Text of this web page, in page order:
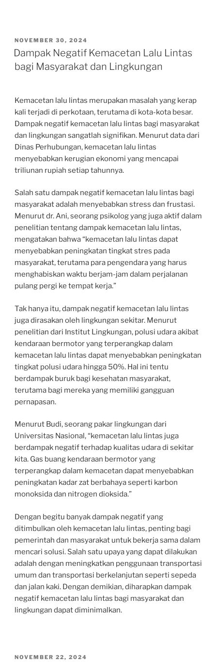
POSTED
ON
NOVEMBER 30, 2024
Dampak Negatif Kemacetan Lalu Lintas
bagi Masyarakat dan Lingkungan
Kemacetan lalu lintas merupakan masalah yang kerap
kali terjadi di perkotaan, terutama di kota-kota besar.
Dampak negatif kemacetan lalu lintas bagi masyarakat
dan lingkungan sangatlah signifikan. Menurut data dari
Dinas Perhubungan, kemacetan lalu lintas
menyebabkan kerugian ekonomi yang mencapai
triliunan rupiah setiap tahunnya.
Salah satu dampak negatif kemacetan lalu lintas bagi
masyarakat adalah menyebabkan stress dan frustasi.
Menurut dr. Ani, seorang psikolog yang juga aktif dalam
penelitian tentang dampak kemacetan lalu lintas,
mengatakan bahwa “kemacetan lalu lintas dapat
menyebabkan peningkatan tingkat stres pada
masyarakat, terutama para pengendara yang harus
menghabiskan waktu berjam-jam dalam perjalanan
pulang pergi ke tempat kerja.”
Tak hanya itu, dampak negatif kemacetan lalu lintas
juga dirasakan oleh lingkungan sekitar. Menurut
penelitian dari Institut Lingkungan, polusi udara akibat
kendaraan bermotor yang terperangkap dalam
kemacetan lalu lintas dapat menyebabkan peningkatan
tingkat polusi udara hingga 50%. Hal ini tentu
berdampak buruk bagi kesehatan masyarakat,
terutama bagi mereka yang memiliki gangguan
pernapasan.
Menurut Budi, seorang pakar lingkungan dari
Universitas Nasional, “kemacetan lalu lintas juga
berdampak negatif terhadap kualitas udara di sekitar
kita. Gas buang kendaraan bermotor yang
terperangkap dalam kemacetan dapat menyebabkan
peningkatan kadar zat berbahaya seperti karbon
monoksida dan nitrogen dioksida.”
Dengan begitu banyak dampak negatif yang
ditimbulkan oleh kemacetan lalu lintas, penting bagi
pemerintah dan masyarakat untuk bekerja sama dalam
mencari solusi. Salah satu upaya yang dapat dilakukan
adalah dengan meningkatkan penggunaan transportasi
umum dan transportasi berkelanjutan seperti sepeda
dan jalan kaki. Dengan demikian, diharapkan dampak
negatif kemacetan lalu lintas bagi masyarakat dan
lingkungan dapat diminimalkan.
POSTED
NOVEMBER 22, 2024